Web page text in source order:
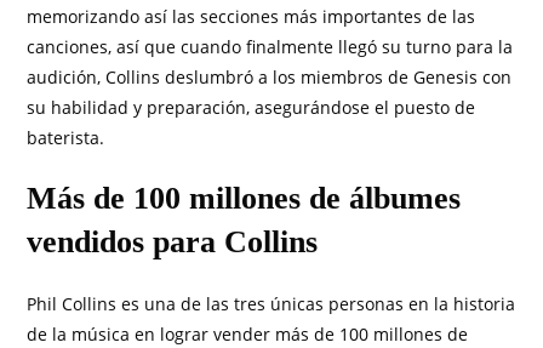
memorizando así las secciones más importantes de las
canciones, así que cuando finalmente llegó su turno para la
audición, Collins deslumbró a los miembros de Genesis con
su habilidad y preparación, asegurándose el puesto de
baterista.
Más de 100 millones de álbumes
vendidos para Collins
Phil Collins es una de las tres únicas personas en la historia
de la música en lograr vender más de 100 millones de